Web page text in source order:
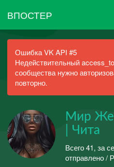
ВПОСТЕР
Ошибка VK API #5
Недействительный
сообщества нужно
повторно.
Мир
| Чита
Всего 41, за
отправлено /